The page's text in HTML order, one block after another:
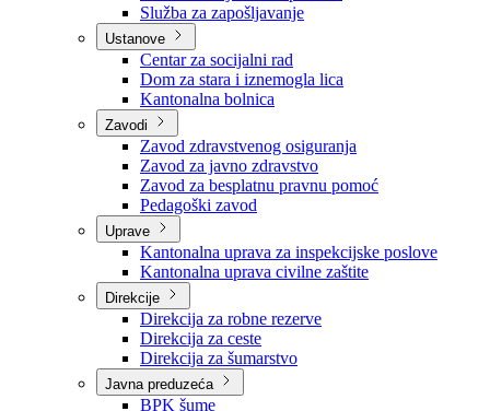
Službe
Služba za odnose s javnošću
Služba za zajedničke poslove
Služba za zapošljavanje
Ustanove
Centar za socijalni rad
Dom za stara i iznemogla lica
Kantonalna bolnica
Zavodi
Zavod zdravstvenog osiguranja
Zavod za javno zdravstvo
Zavod za besplatnu pravnu pomoć
Pedagoški zavod
Uprave
Kantonalna uprava za inspekcijske poslove
Kantonalna uprava civilne zaštite
Direkcije
Direkcija za robne rezerve
Direkcija za ceste